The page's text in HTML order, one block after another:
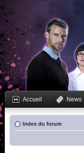
Accueil News
Index du forum